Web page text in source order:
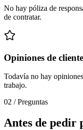
No hay póliza de
de contratar.
Opiniones de
Todavía no hay
trabajo.
02 /Preguntas
Antes de pedir